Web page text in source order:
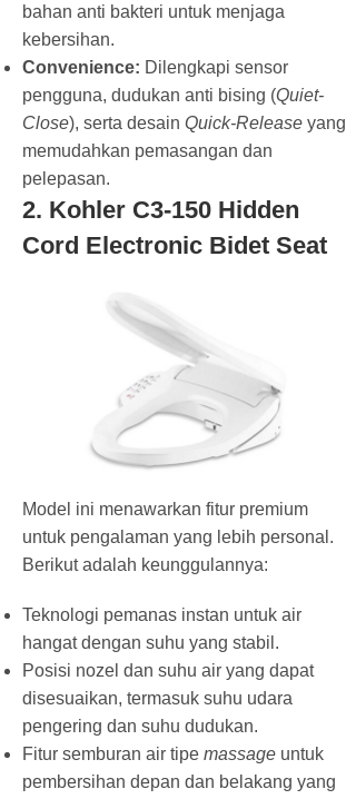
bahan anti bakteri untuk menjaga
kebersihan.
Convenience: Dilengkapi sensor
pengguna, dudukan anti bising (Quiet-
Close), serta desain Quick-Release yang
memudahkan pemasangan dan
pelepasan.
2. Kohler C3-150 Hidden
Cord Electronic Bidet Seat
Model ini menawarkan fitur premium
untuk pengalaman yang lebih personal.
Berikut adalah keunggulannya:
Teknologi pemanas instan untuk air
hangat dengan suhu yang stabil.
Posisi nozel dan suhu air yang dapat
disesuaikan, termasuk suhu udara
pengering dan suhu dudukan.
Fitur semburan air tipe massage untuk
pembersihan depan dan belakang yang